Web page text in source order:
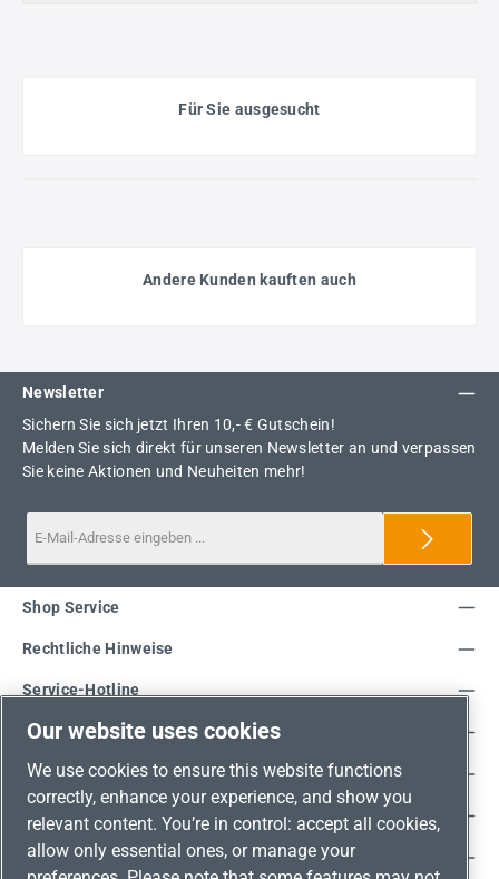
Für Sie ausgesucht
Andere Kunden kauften auch
Newsletter
Sichern Sie sich jetzt Ihren 10,- € Gutschein!
Melden Sie sich direkt für unseren Newsletter an und verpassen
Sie keine Aktionen und Neuheiten mehr!
Service-Hotline
Shop Service
Rechtliche Hinweise
Unsere Vorteile
Versandarten
Zahlungsarten
Adresse
Our website uses cookies
We use cookies to ensure this website functions
correctly, enhance your experience, and show you
relevant content. You’re in control: accept all cookies,
allow only essential ones, or manage your